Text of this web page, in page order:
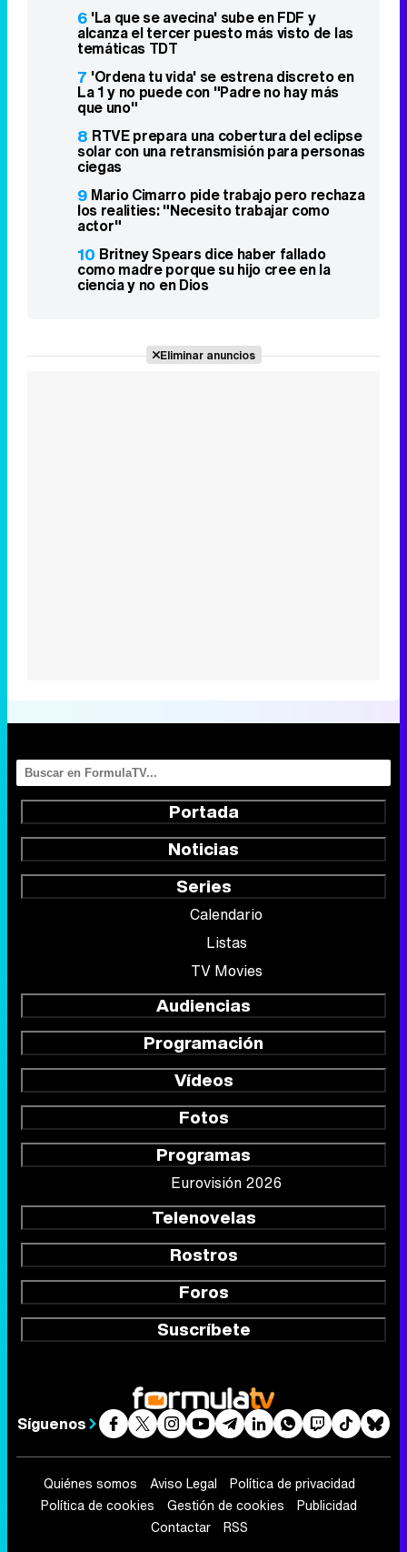
6 'La que se avecina' sube en FDF y
alcanza el tercer puesto más visto de las
temáticas TDT
7 'Ordena tu vida' se estrena discreto en
La 1 y no puede con "Padre no hay más
que uno"
8 RTVE prepara una cobertura del eclipse
solar con una retransmisión para personas
ciegas
9 Mario Cimarro pide trabajo pero rechaza
los realities: "Necesito trabajar como
actor"
10 Britney Spears dice haber fallado
como madre porque su hijo cree en la
ciencia y no en Dios
Eliminar anuncios
Portada
Noticias
Series
Calendario
Listas
TV Movies
Audiencias
Programación
Vídeos
Fotos
Programas
Eurovisión 2026
Telenovelas
Rostros
Foros
Suscríbete
Síguenos
Quiénes somos Aviso Legal
Política de privacidad
Política de cookies
Gestión de cookies
Publicidad
Contactar
RSS